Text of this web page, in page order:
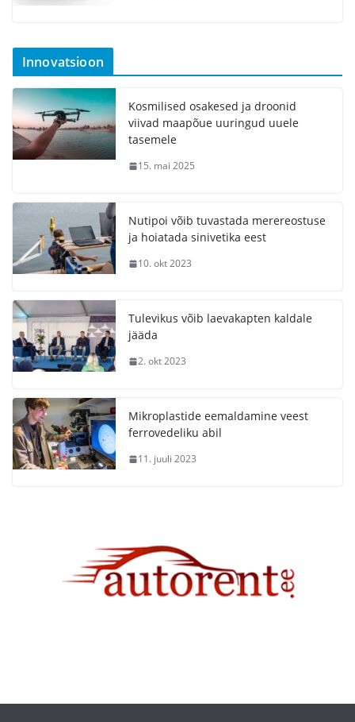
Innovatsioon
Kosmilised osakesed ja droonid
viivad maapõue uuringud uuele
tasemele
15. mai 2025
Nutipoi võib tuvastada merereostuse
ja hoiatada sinivetika eest
10. okt 2023
Tulevikus võib laevakapten kaldale
jääda
2. okt 2023
Mikroplastide eemaldamine veest
ferrovedeliku abil
11. juuli 2023